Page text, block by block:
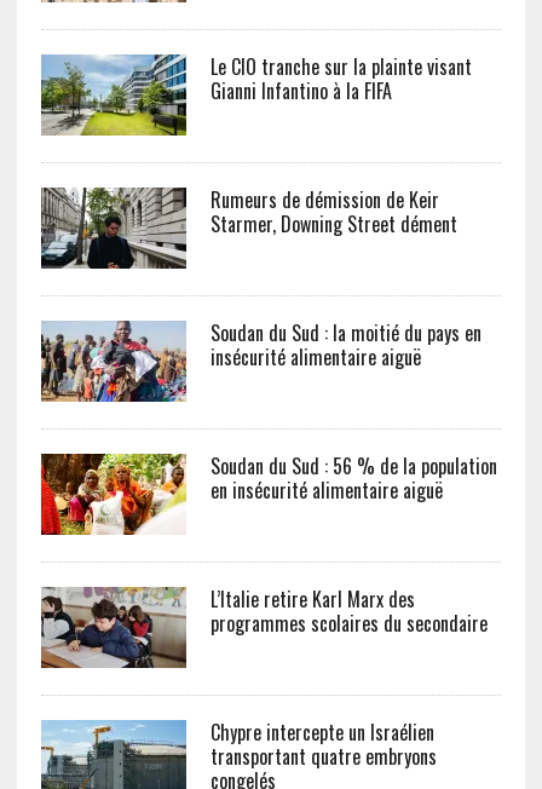
Le CIO tranche sur la plainte visant
Gianni Infantino à la FIFA
Rumeurs de démission de Keir
Starmer, Downing Street dément
Soudan du Sud : la moitié du pays en
insécurité alimentaire aiguë
Soudan du Sud : 56 % de la population
en insécurité alimentaire aiguë
L’Italie retire Karl Marx des
programmes scolaires du secondaire
Chypre intercepte un Israélien
transportant quatre embryons
congelés